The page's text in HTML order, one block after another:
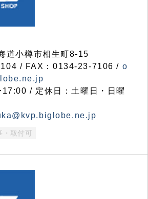
小樽市相生町8-15
/ FAX：0134-23-7106 / o
/ 定休日：土曜日・日曜
・取付可